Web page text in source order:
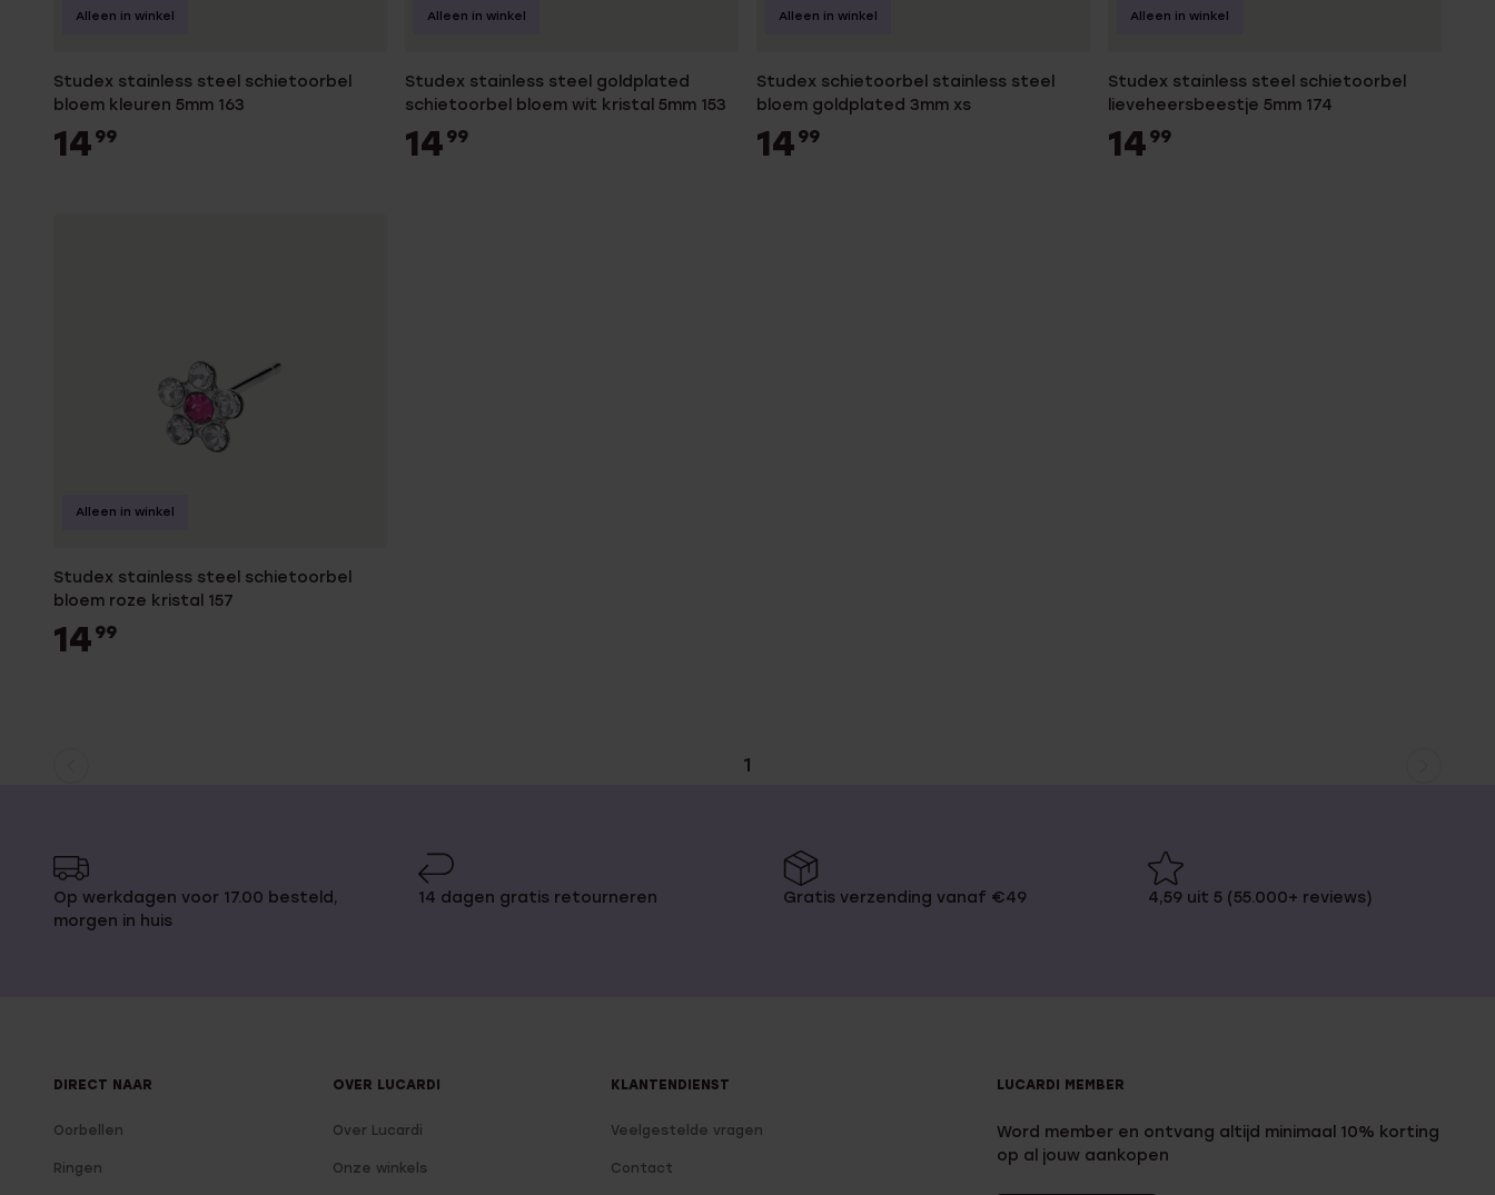
Studex stainless steel schietoorbel
bloem kleuren 5mm 163
14 99
Alleen in winkel
Studex stainless steel goldplated
schietoorbel bloem wit kristal 5mm 153
14 99
Alleen in winkel
Studex schietoorbel stainless steel
bloem goldplated 3mm xs
14 99
Alleen in winkel
Studex stainless steel schietoorbel
lieveheersbeestje 5mm 174
14 99
Alleen in winkel
Studex stainless steel schietoorbel
bloem roze kristal 157
14 99
Alleen in winkel
1
Op werkdagen voor 17.00 besteld,
morgen in huis
14 dagen gratis retourneren Gratis verzending vanaf €49 4,59 uit 5 (55.000+ reviews)
DIRECT NAAR
Oorbellen
Ringen
OVER LUCARDI
Over Lucardi
Onze winkels
KLANTENDIENST
Veelgestelde vragen
Contact
LUCARDI MEMBER
Word member en ontvang altijd minimaal 10% korting
op al jouw aankopen